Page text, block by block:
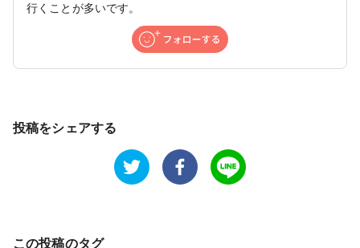
行くことが多いです。
投稿をシェアする
この投稿のタグ